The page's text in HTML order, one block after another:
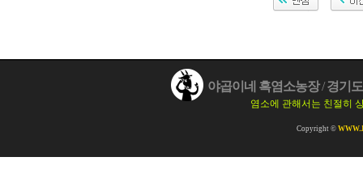
야곱이네 흑염소농장/경기
염소에 관해서는 친절히
Copyright ©